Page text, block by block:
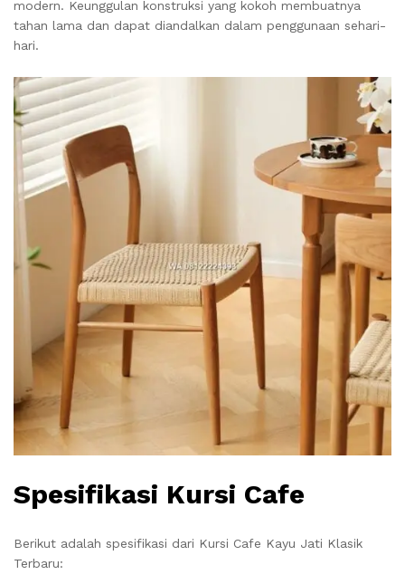
modern. Keunggulan konstruksi yang kokoh membuatnya
tahan lama dan dapat diandalkan dalam penggunaan sehari-
hari.
Spesifikasi Kursi Cafe
Berikut adalah spesifikasi dari Kursi Cafe Kayu Jati Klasik
Terbaru: